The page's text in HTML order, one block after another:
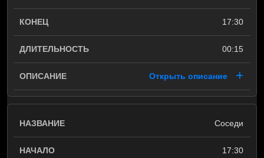
17:30
00:15
Открыть описание
Соседи
17:30